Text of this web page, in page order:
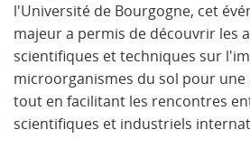
l'Université de Bourgogne, cet
majeur a permis de découvrir les
scientifiques et techniques sur
microorganismes du sol pour
tout en facilitant les rencontres
scientifiques et industriels